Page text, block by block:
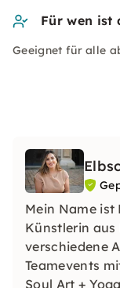
Für wen ist
Geeignet für alle
Mein Name
Künstlerin
verschiedene
Teamevents
Soul Art +